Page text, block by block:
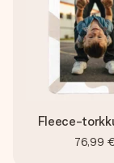
Fleece-
76,99